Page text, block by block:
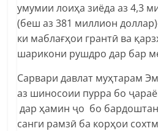
умумии лоиҳа зиёда аз 4,3
(беш аз 381 миллион
ки маблағҳои грантӣ ва
шарикони рушдро дар бар
Сарвари давлат муҳтарам
аз шиносоии пурра бо
дар ҳамин ҷо бо
санги рамзӣ ба корҳои